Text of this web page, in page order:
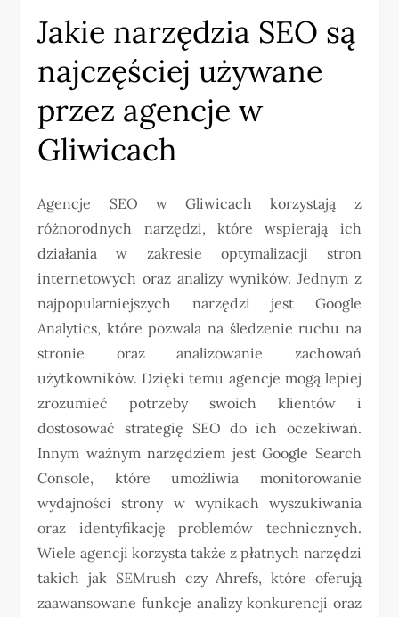
Jakie narzędzia SEO są
najczęściej używane
przez agencje w
Gliwicach
Agencje SEO w Gliwicach korzystają z
różnorodnych narzędzi, które wspierają ich
działania w zakresie optymalizacji stron
internetowych oraz analizy wyników. Jednym z
najpopularniejszych narzędzi jest Google
Analytics, które pozwala na śledzenie ruchu na
stronie oraz analizowanie zachowań
użytkowników. Dzięki temu agencje mogą lepiej
zrozumieć potrzeby swoich klientów i
dostosować strategię SEO do ich oczekiwań.
Innym ważnym narzędziem jest Google Search
Console, które umożliwia monitorowanie
wydajności strony w wynikach wyszukiwania
oraz identyfikację problemów technicznych.
Wiele agencji korzysta także z płatnych narzędzi
takich jak SEMrush czy Ahrefs, które oferują
zaawansowane funkcje analizy konkurencji oraz